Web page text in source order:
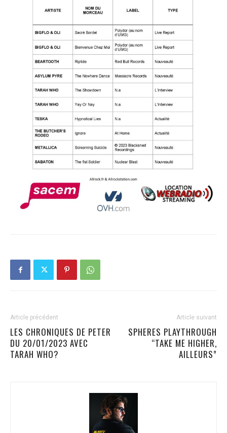
Article précédent
LES CHRONIQUES DE PETER
DU 20/01/2023 AVEC
TARAH WHO?
Article suivant
SPHERES PLAYTHROUGH
“TAKE ME HIGHER,
AILLEURS”